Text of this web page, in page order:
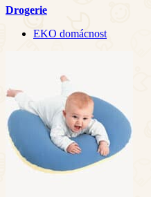
Drogerie
EKO domácnost